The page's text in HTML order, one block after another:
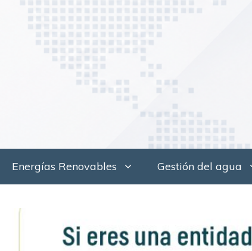
contenido
Energías Renovables Gestión del agua